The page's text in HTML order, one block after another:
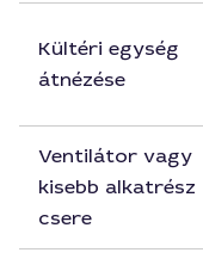
Kültéri egység
átnézése
Ventilátor vagy
kisebb alkatrész
csere